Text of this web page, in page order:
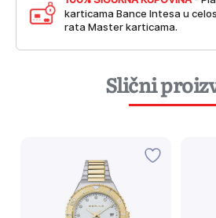
karticama Bance Intesa u
rata Master karticama.
Slični